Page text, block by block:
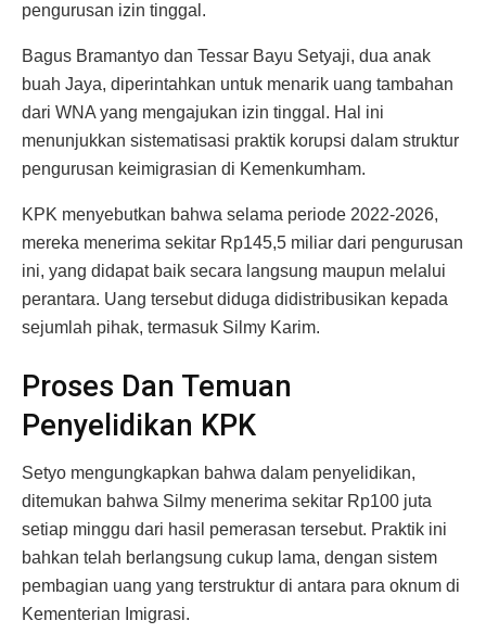
pengurusan izin tinggal.
Bagus Bramantyo dan Tessar Bayu Setyaji, dua anak
buah Jaya, diperintahkan untuk menarik uang tambahan
dari WNA yang mengajukan izin tinggal. Hal ini
menunjukkan sistematisasi praktik korupsi dalam struktur
pengurusan keimigrasian di Kemenkumham.
KPK menyebutkan bahwa selama periode 2022-2026,
mereka menerima sekitar Rp145,5 miliar dari pengurusan
ini, yang didapat baik secara langsung maupun melalui
perantara. Uang tersebut diduga didistribusikan kepada
sejumlah pihak, termasuk Silmy Karim.
Proses Dan Temuan
Penyelidikan KPK
Setyo mengungkapkan bahwa dalam penyelidikan,
ditemukan bahwa Silmy menerima sekitar Rp100 juta
setiap minggu dari hasil pemerasan tersebut. Praktik ini
bahkan telah berlangsung cukup lama, dengan sistem
pembagian uang yang terstruktur di antara para oknum di
Kementerian Imigrasi.